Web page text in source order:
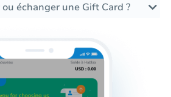
échanger une Gift Card ?